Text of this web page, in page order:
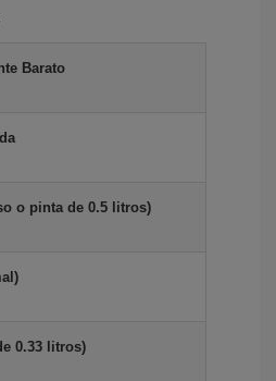
Barato
o pinta de 0.5 litros)
0.33 litros)